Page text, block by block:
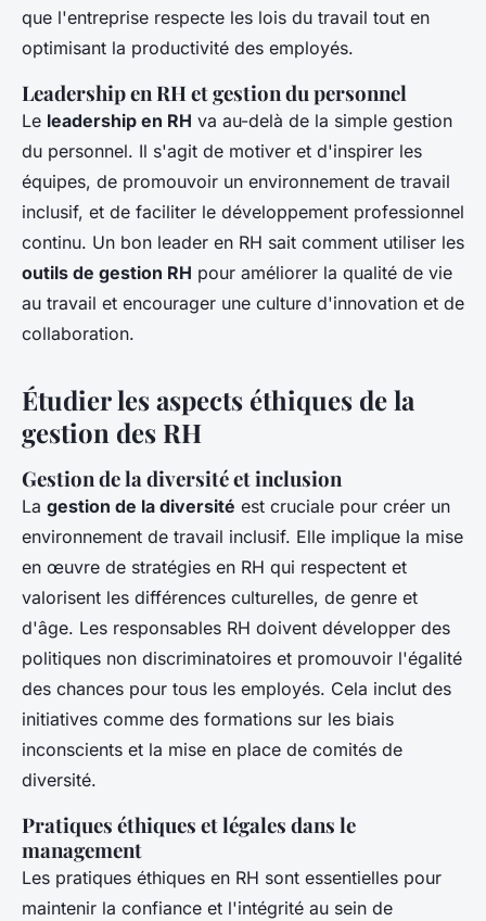
que l'entreprise respecte les lois du travail tout en
optimisant la productivité des employés.
Leadership en RH et gestion du personnel
Le leadership en RH va au-delà de la simple gestion
du personnel. Il s'agit de motiver et d'inspirer les
équipes, de promouvoir un environnement de travail
inclusif, et de faciliter le développement professionnel
continu. Un bon leader en RH sait comment utiliser les
outils de gestion RH pour améliorer la qualité de vie
au travail et encourager une culture d'innovation et de
collaboration.
Étudier les aspects éthiques de la
gestion des RH
Gestion de la diversité et inclusion
La gestion de la diversité est cruciale pour créer un
environnement de travail inclusif. Elle implique la mise
en œuvre de stratégies en RH qui respectent et
valorisent les différences culturelles, de genre et
d'âge. Les responsables RH doivent développer des
politiques non discriminatoires et promouvoir l'égalité
des chances pour tous les employés. Cela inclut des
initiatives comme des formations sur les biais
inconscients et la mise en place de comités de
diversité.
Pratiques éthiques et légales dans le
management
Les pratiques éthiques en RH sont essentielles pour
maintenir la confiance et l'intégrité au sein de